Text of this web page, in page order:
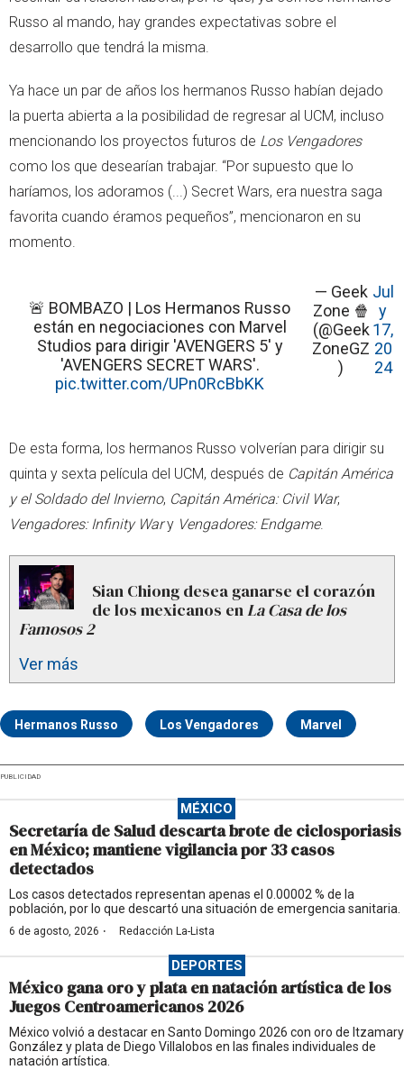
Russo al mando, hay grandes expectativas sobre el
desarrollo que tendrá la misma.
Ya hace un par de años los hermanos Russo habían dejado
la puerta abierta a la posibilidad de regresar al UCM, incluso
mencionando los proyectos futuros de Los Vengadores
como los que desearían trabajar. “Por supuesto que lo
haríamos, los adoramos (...) Secret Wars, era nuestra saga
favorita cuando éramos pequeños”, mencionaron en su
momento.
🚨 BOMBAZO | Los Hermanos Russo
están en negociaciones con Marvel
Studios para dirigir 'AVENGERS 5' y
'AVENGERS SECRET WARS'.
pic.twitter.com/UPn0RcBbKK
— Geek
Zone 🍿
(@Geek
ZoneGZ
)
Jul
y
17,
20
24
De esta forma, los hermanos Russo volverían para dirigir su
quinta y sexta película del UCM, después de Capitán América
y el Soldado del Invierno, Capitán América: Civil War,
Vengadores: Infinity Wary Vengadores: Endgame.
Sian Chiong desea ganarse el corazón
de los mexicanos enLa Casa de los
Famosos 2
Ver más
Hermanos Russo Los Vengadores Marvel
PUBLICIDAD
MÉXICO
Secretaría de Salud descarta brote de ciclosporiasis
en México; mantiene vigilancia por 33 casos
detectados
Los casos detectados representan apenas el 0.00002 % de la
población, por lo que descartó una situación de emergencia sanitaria.
6 de agosto, 2026 · Redacción La-Lista
DEPORTES
México gana oro y plata en natación artística de los
Juegos Centroamericanos 2026
México volvió a destacar en Santo Domingo 2026 con oro de Itzamary
González y plata de Diego Villalobos en las finales individuales de
natación artística.